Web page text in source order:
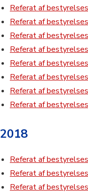
Referat af
Referat af
Referat af
Referat af
Referat af
Referat af
Referat af
Referat af
2018
Referat af
Referat af
Referat af